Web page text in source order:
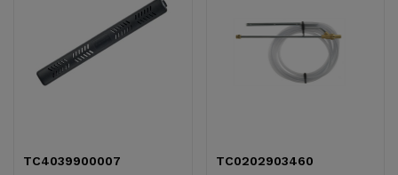
TC4039900007
TC0202903460